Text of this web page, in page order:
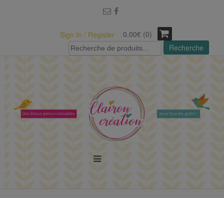
Sign In / Register
0.00€ (0)
Recherche
pour :
Recherche